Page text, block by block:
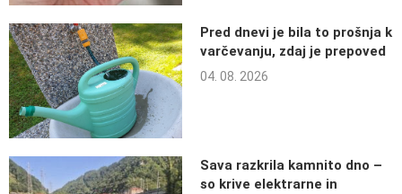
Pred dnevi je bila to prošnja k
varčevanju, zdaj je prepoved
04. 08. 2026
Sava razkrila kamnito dno –
so krive elektrarne in